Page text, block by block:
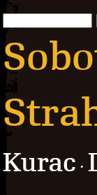
Kurac ·